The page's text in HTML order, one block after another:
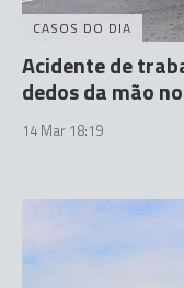
CASOS DO DIA
Acidente de
dedos da mão
14 Mar 18:19